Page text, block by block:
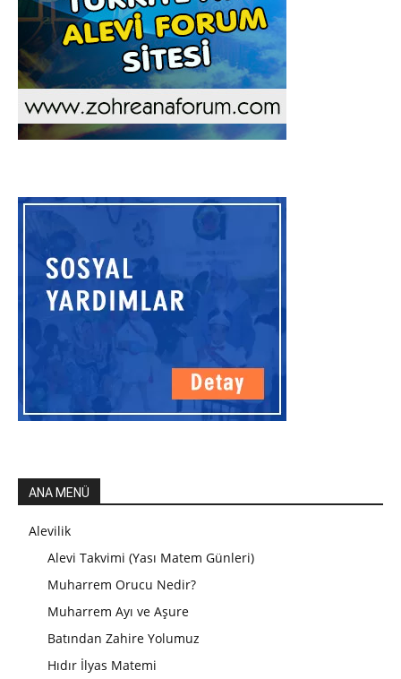
ANA MENÜ
Alevilik
Alevi Takvimi (Yası Matem Günleri)
Muharrem Orucu Nedir?
Muharrem Ayı ve Aşure
Batından Zahire Yolumuz
Hıdır İlyas Matemi